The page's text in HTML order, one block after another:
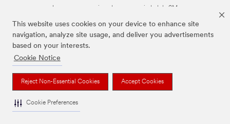
This website uses cookies on your device to enhance site
navigation, analyze site usage, and deliver you advertisements
based on your interests.
Cookie Notice
Reject Non-Essential Cookies Accept Cookies
Cookie Preferences
Las marcas mencionadas son propiedad de 3M